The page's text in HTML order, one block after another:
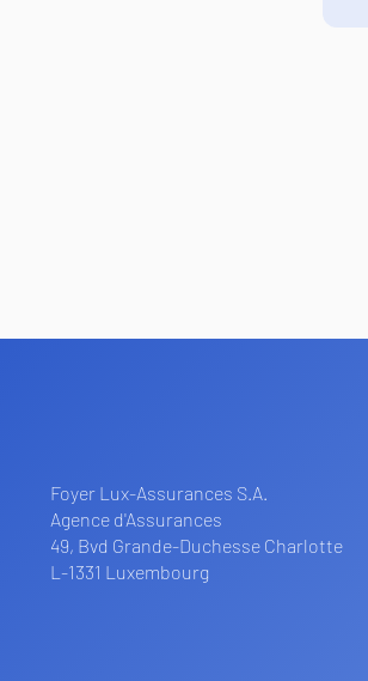
Foyer Lux-Assurances S.A.
Agence d'Assurances
49, Bvd Grande-Duchesse Charlotte
L-1331 Luxembourg